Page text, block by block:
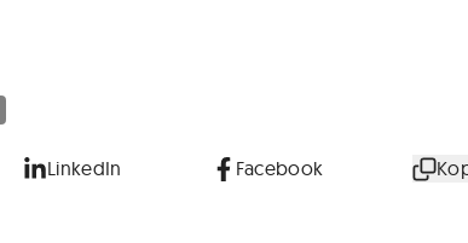
LinkedIn Facebook